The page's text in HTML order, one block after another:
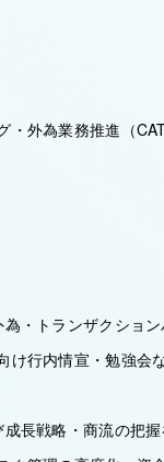
・外為業務推進（
・トランザクショ
け行内情宣・勉強会
長戦略・商流の把